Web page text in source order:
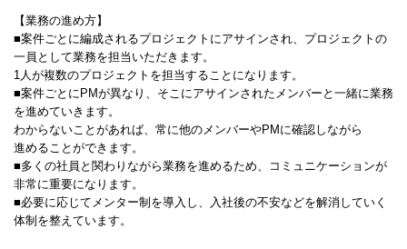
【業務の進め方】
■案件ごとに編成されるプロジェクトにアサインされ、プロジェクトの
一員として業務を担当いただきます。
1人が複数のプロジェクトを担当することになります。
■案件ごとにPMが異なり、そこにアサインされたメンバーと一緒に業務
を進めていきます。
わからないことがあれば、常に他のメンバーやPMに確認しながら
進めることができます。
■多くの社員と関わりながら業務を進めるため、コミュニケーションが
非常に重要になります。
■必要に応じてメンター制を導入し、入社後の不安などを解消していく
体制を整えています。